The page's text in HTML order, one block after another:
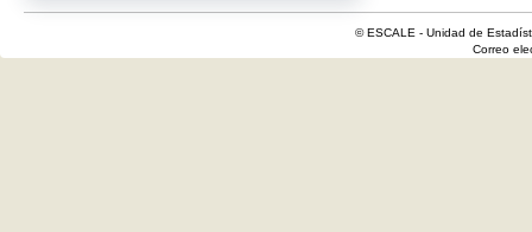
© ESCALE - Unidad de
Correo